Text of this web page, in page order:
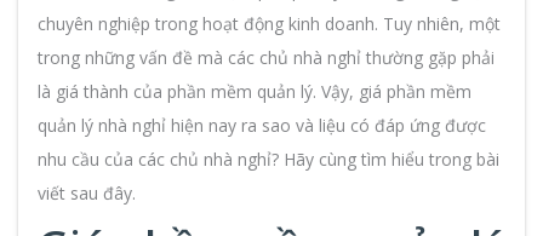
chuyên nghiệp trong hoạt động kinh doanh. Tuy nhiên, một
trong những vấn đề mà các chủ nhà nghỉ thường gặp phải
là giá thành của phần mềm quản lý. Vậy, giá phần mềm
quản lý nhà nghỉ hiện nay ra sao và liệu có đáp ứng được
nhu cầu của các chủ nhà nghỉ? Hãy cùng tìm hiểu trong bài
viết sau đây.